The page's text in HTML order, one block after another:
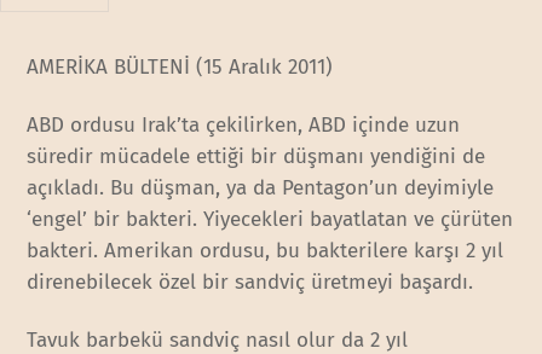
AMERİKA BÜLTENİ (15 Aralık 2011)
ABD ordusu Irak’ta çekilirken, ABD içinde uzun
süredir mücadele ettiği bir düşmanı yendiğini de
açıkladı. Bu düşman, ya da Pentagon’un deyimiyle
‘engel’ bir bakteri. Yiyecekleri bayatlatan ve çürüten
bakteri. Amerikan ordusu, bu bakterilere karşı 2 yıl
direnebilecek özel bir sandviç üretmeyi başardı.
Tavuk barbekü sandviç nasıl olur da 2 yıl